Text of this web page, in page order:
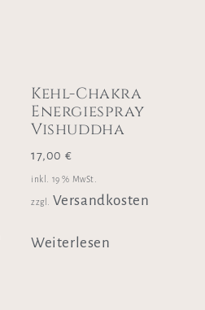
Kehl-Chakra
Energiespray
Vishuddha
17,00 €
inkl. 19 % MwSt.
zzgl. Versandkosten
Weiterlesen